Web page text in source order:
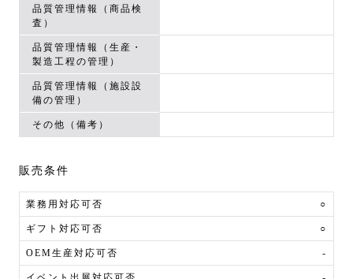
品質管理情報（商品検
査）
品質管理情報（生産・
製造工程の管理）
品質管理情報（施設設
備の管理）
その他（備考）
販売条件
業務用対応可否 ○
ギフト対応可否 ○
OEM生産対応可否 -